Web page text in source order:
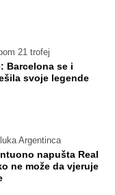
21 trofej
Barcelona se i
svoje legende
Argentinca
napušta Real
ne može da vjeruje